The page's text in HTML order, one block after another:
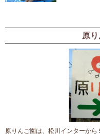
原
原りんご園は、松川インターか